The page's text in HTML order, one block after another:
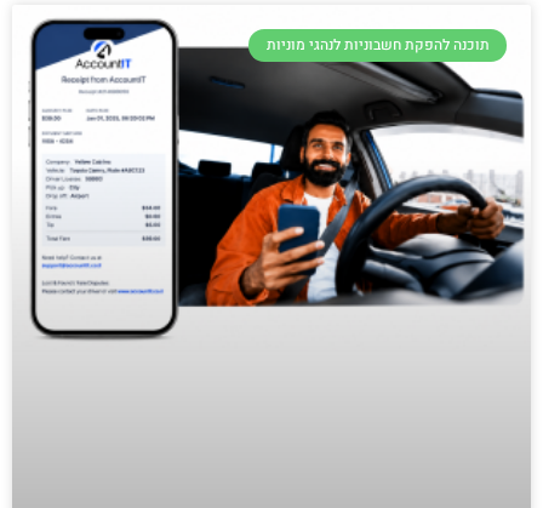
תוכנה להפקת חשבוניות לנהגי מוניות